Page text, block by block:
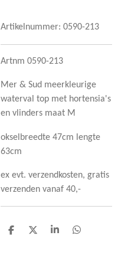
Artikelnummer: 0590-213
Artnm 0590-213
Mer & Sud meerkleurige
waterval top met hortensia's
en vlinders maat M
okselbreedte 47cm lengte
63cm
ex evt. verzendkosten, gratis
verzenden vanaf 40,-
D
D
S
D